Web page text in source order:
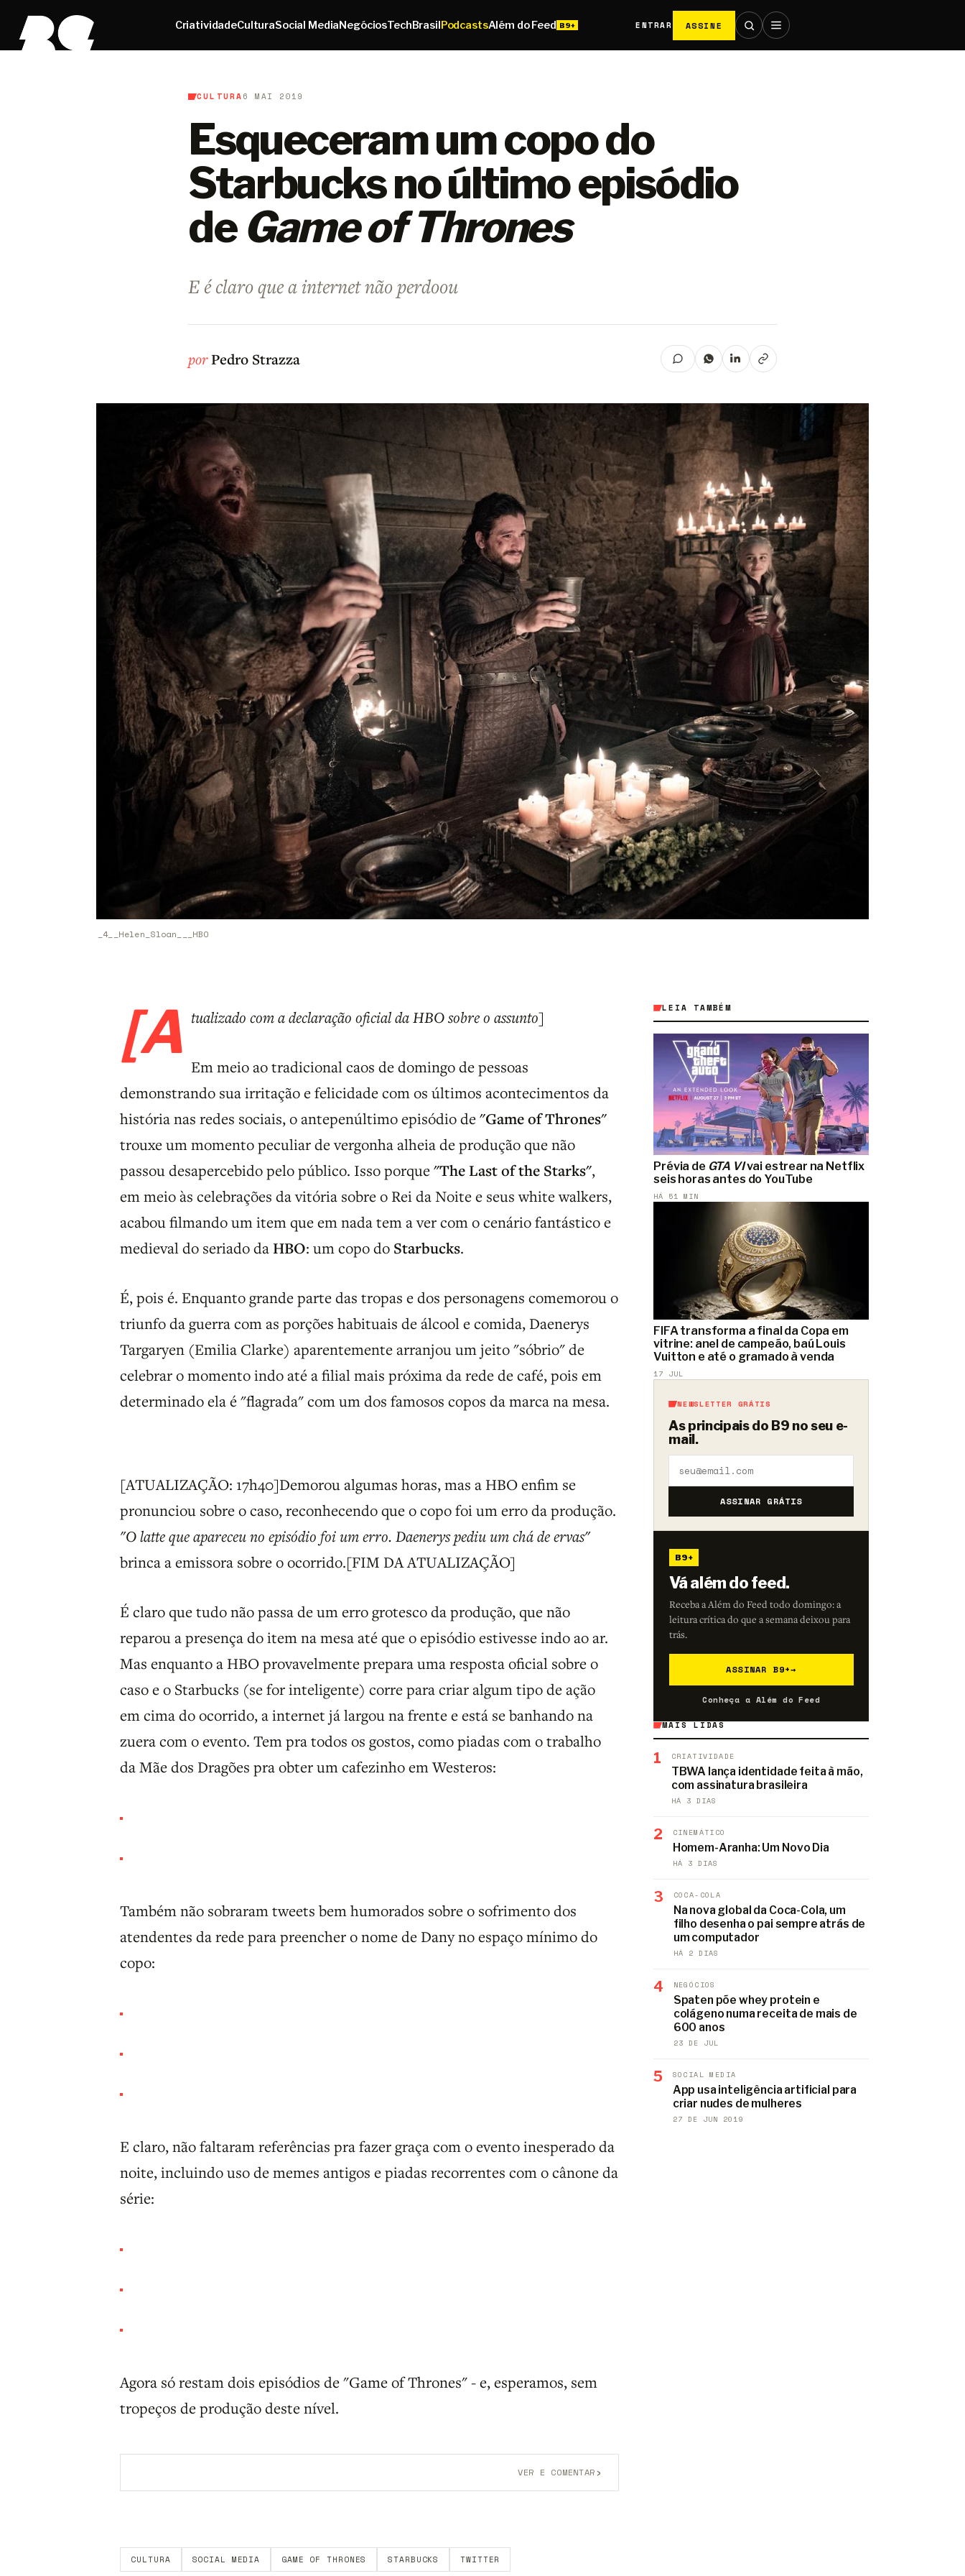
CriatividadeCulturaSocial MediaNegóciosTechBrasilPodcastsAlém do Feed ENTRAR ASSINE
B9/Cultura
CULTURA6 MAI 2019
Esqueceram um copo do
Starbucks no último episódio
deGame of Thrones
E é claro que a internet não perdoou
porPedro Strazza
_4__Helen_Sloan___HBO
[A tualizado com a declaração oficial da HBO sobre o assunto]
Em meio ao tradicional caos de domingo de pessoas
demonstrando sua irritação e felicidade com os últimos acontecimentos da
história nas redes sociais, o antepenúltimo episódio de"Game of Thrones"
trouxe um momento peculiar de vergonha alheia de produção que não
passou desapercebido pelo público. Isso porque"The Last of the Starks",
em meio às celebrações da vitória sobre o Rei da Noite e seus white walkers,
acabou filmando um item que em nada tem a ver com o cenário fantástico e
medieval do seriado daHBO: um copo do Starbucks.
É, pois é. Enquanto grande parte das tropas e dos personagens comemorou o
triunfo da guerra com as porções habituais de álcool e comida, Daenerys
Targaryen (Emilia Clarke) aparentemente arranjou um jeito "sóbrio" de
celebrar o momento indo até a filial mais próxima da rede de café, pois em
determinado ela é "flagrada" com um dos famosos copos da marca na mesa.
[ATUALIZAÇÃO: 17h40]Demorou algumas horas, mas a HBO enfim se
pronunciou sobre o caso, reconhecendo que o copo foi um erro da produção.
"O latte que apareceu no episódio foi um erro. Daenerys pediu um chá de ervas"
brinca a emissora sobre o ocorrido.[FIM DA ATUALIZAÇÃO]
É claro que tudo não passa de um erro grotesco da produção, que não
reparou a presença do item na mesa até que o episódio estivesse indo ao ar.
Mas enquanto a HBO provavelmente prepara uma resposta oficial sobre o
caso e o Starbucks (se for inteligente) corre para criar algum tipo de ação
em cima do ocorrido, a internet já largou na frente e está se banhando na
zuera com o evento. Tem pra todos os gostos, como piadas com o trabalho
da Mãe dos Dragões pra obter um cafezinho em Westeros:
Também não sobraram tweets bem humorados sobre o sofrimento dos
atendentes da rede para preencher o nome de Dany no espaço mínimo do
copo:
E claro, não faltaram referências pra fazer graça com o evento inesperado da
noite, incluindo uso de memes antigos e piadas recorrentes com o cânone da
série:
Agora só restam dois episódios de "Game of Thrones" - e, esperamos, sem
tropeços de produção deste nível.
VER E COMENTAR›
CULTURA SOCIAL MEDIA GAME OF THRONES STARBUCKS TWITTER
LEIA TAMBÉM
Prévia de GTA VIvai estrear na Netflix
seis horas antes do YouTube
HÁ 51 MIN
FIFA transforma a final da Copa em
vitrine: anel de campeão, baú Louis
Vuitton e até o gramado à venda
17 JUL
NEWSLETTER GRÁTIS
As principais do B9 no seu e-
mail.
ASSINAR GRÁTIS
B9+
Vá além do feed.
Receba a Além do Feed todo domingo: a
leitura crítica do que a semana deixou para
trás.
ASSINAR B9+→
Conheça a Além do Feed
MAIS LIDAS
1 CRIATIVIDADE
TBWA lança identidade feita à mão,
com assinatura brasileira
HÁ 3 DIAS
2 CINEMÁTICO
Homem-Aranha: Um Novo Dia
HÁ 3 DIAS
3 COCA-COLA
Na nova global da Coca-Cola, um
filho desenha o pai sempre atrás de
um computador
HÁ 2 DIAS
4 NEGÓCIOS
Spaten põe whey protein e
colágeno numa receita de mais de
600 anos
23 DE JUL
5 SOCIAL MEDIA
App usa inteligência artificial para
criar nudes de mulheres
27 DE JUN 2019